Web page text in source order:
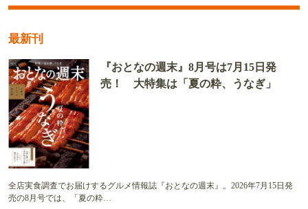
最新刊
『おとなの週末』8月号は7月15日発
売！ 大特集は「夏の粋、うなぎ」
全店実食調査でお届けするグルメ情報誌『おとなの週末』。2026年7月15日発
売の8月号では、「夏の粋…